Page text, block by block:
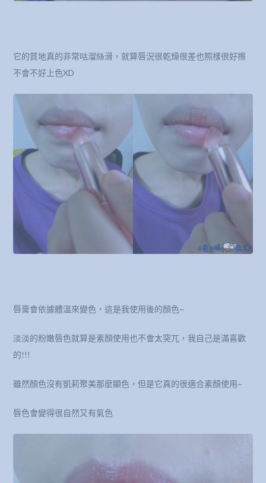
它的質地真的非常咕溜絲滑，就算唇況很乾燥很差也照樣很好擦
不會不好上色XD
唇膏會依據體溫來變色，這是我使用後的顏色~
淡淡的粉嫩唇色就算是素顏使用也不會太突兀，我自己是滿喜歡
的!!!
雖然顏色沒有凱莉聚美那麼顯色，但是它真的很適合素顏使用~
唇色會變得很自然又有氣色